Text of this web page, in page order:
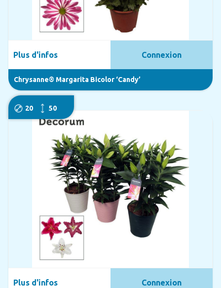
Chrysanne® Margarita Bicolor ‘Candy’
Plus d'infos Connexion
20 50
Plus d'infos Connexion